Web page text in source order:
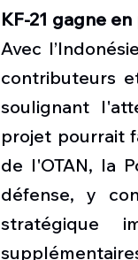
KF-21 gagne
Avec
contributeurs
soulignant
projet pourrait
de l'OTAN, la
défense, y
stratégique